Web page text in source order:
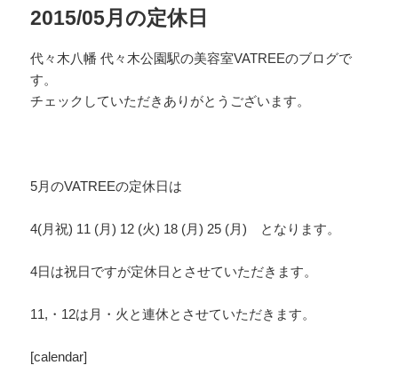
2015/05月の定休日
代々木八幡 代々木公園駅の美容室VATREEのブログで
す。
チェックしていただきありがとうございます。
5月のVATREEの定休日は
4(月祝) 11 (月) 12 (火) 18 (月) 25 (月) となります。
4日は祝日ですが定休日とさせていただきます。
11,・12は月・火と連休とさせていただきます。
[calendar]